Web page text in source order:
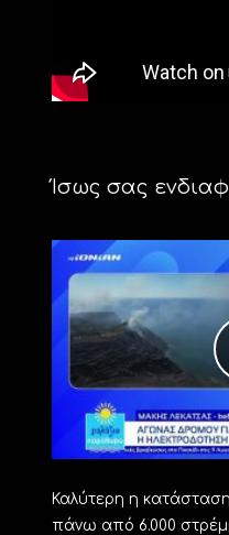
Ίσως σας
Καλύτερη η
πάνω από 6.000